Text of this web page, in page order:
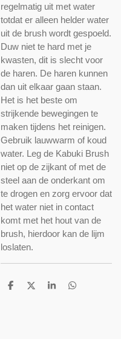
regelmatig uit met water
totdat er alleen helder water
uit de brush wordt gespoeld.
Duw niet te hard met je
kwasten, dit is slecht voor
de haren. De haren kunnen
dan uit elkaar gaan staan.
Het is het beste om
strijkende bewegingen te
maken tijdens het reinigen.
Gebruik lauwwarm of koud
water. Leg de Kabuki Brush
niet op de zijkant of met de
steel aan de onderkant om
te drogen en zorg ervoor dat
het water niet in contact
komt met het hout van de
brush, hierdoor kan de lijm
loslaten.
D
D
S
D